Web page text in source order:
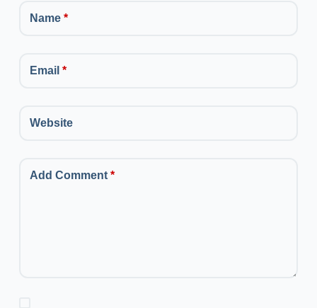
Name*
Email *
Website
Add Comment*